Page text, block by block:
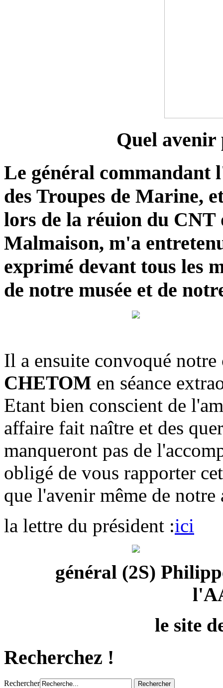
Quel avenir
Le général
des Troupes de Marine,
lors de la réuion du
Malmaison, m'a
exprimé devant tous les
de notre musée et de
Il a ensuite convoqué
CHETOM en séance
Etant bien conscient de
affaire fait naître et des
manqueront pas de
obligé de vous rapporter
que l'avenir même de notre
la lettre du président :ici
général (2S)
le site
Recherchez !
Rechercher